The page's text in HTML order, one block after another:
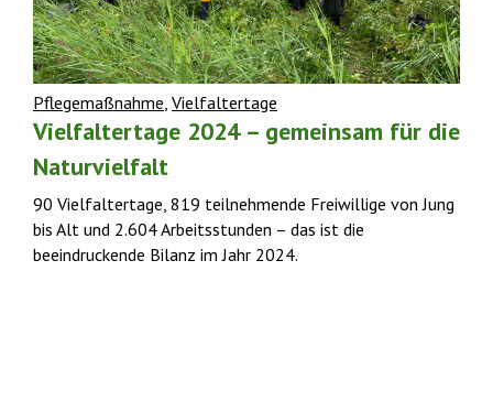
Pflegemaßnahme Vielfaltertage
Vielfaltertage 2024 – gemeinsam für die
Naturvielfalt
90 Vielfaltertage, 819 teilnehmende Freiwillige von Jung
bis Alt und 2.604 Arbeitsstunden – das ist die
beeindruckende Bilanz im Jahr 2024.